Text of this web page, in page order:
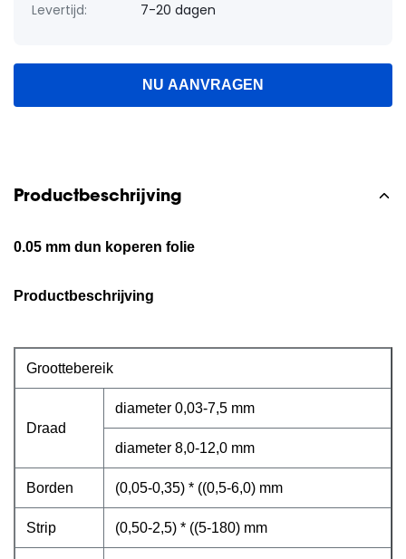
Levertijd:
7-20 dagen
NU AANVRAGEN
Productbeschrijving
0.05 mm dun koperen folie
Productbeschrijving
Groottebereik
Draad
diameter 0,03-7,5 mm
diameter 8,0-12,0 mm
Borden (0,05-0,35) * ((0,5-6,0) mm
Strip (0,50-2,5) * ((5-180) mm